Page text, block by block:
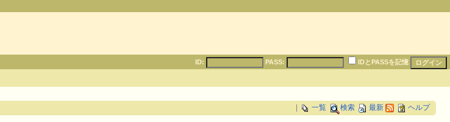
ID: PASS: IDとPASSを記憶
一覧 検索 最新 ヘルプ